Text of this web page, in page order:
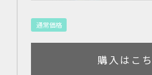
通常価格
購入はこ